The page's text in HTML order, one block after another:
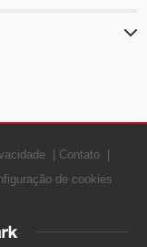
Contato
de cookies